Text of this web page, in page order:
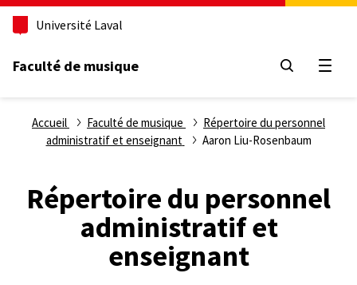
Aller
principal
Université Laval
Faculté de musique
Fil
d'Ariane
Accueil Faculté de musique
Répertoire du personnel
administratif et enseignant
Aaron Liu-Rosenbaum
Répertoire du personnel
administratif et
enseignant